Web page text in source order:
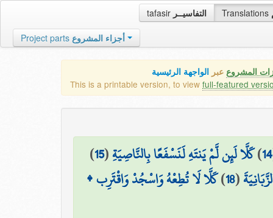
tafasir التفاسيــر Translations
Project parts أجزاء المشروع
المشروع عبر الواجهة الرئيسية
This is a printable version, to view full-featured
14
)كَلَّا لَئِن لَّمْ يَنتَهِ لَنَسْفَعًا بِالنَّاصِيَةِ(
15
)
(
18
)كَلَّا لَا تُطِعْهُ وَاسْجُدْ وَاقْتَرِب ۩